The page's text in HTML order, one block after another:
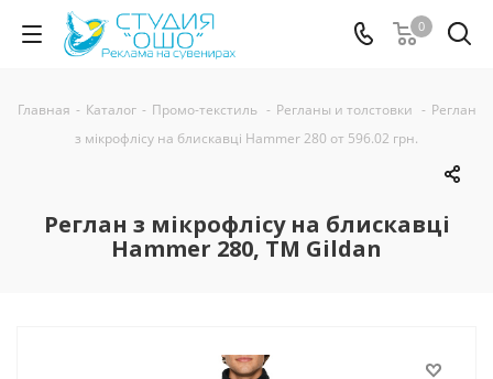
0
Главная - Каталог - Промо-текстиль - Регланы и толстовки - Реглан
з мікрофлісу на блискавці Hammer 280 от 596.02 грн.
Реглан з мікрофлісу на блискавці
Hammer 280, TM Gildan